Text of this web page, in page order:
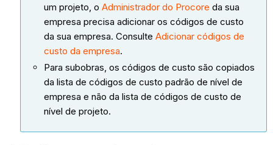
um projeto, o Administrador do Procore da sua
empresa precisa adicionar os códigos de custo
da sua empresa. Consulte Adicionar códigos de
custo da empresa.
Para subobras, os códigos de custo são copiados
da lista de códigos de custo padrão de nível de
empresa e não da lista de códigos de custo de
nível de projeto.